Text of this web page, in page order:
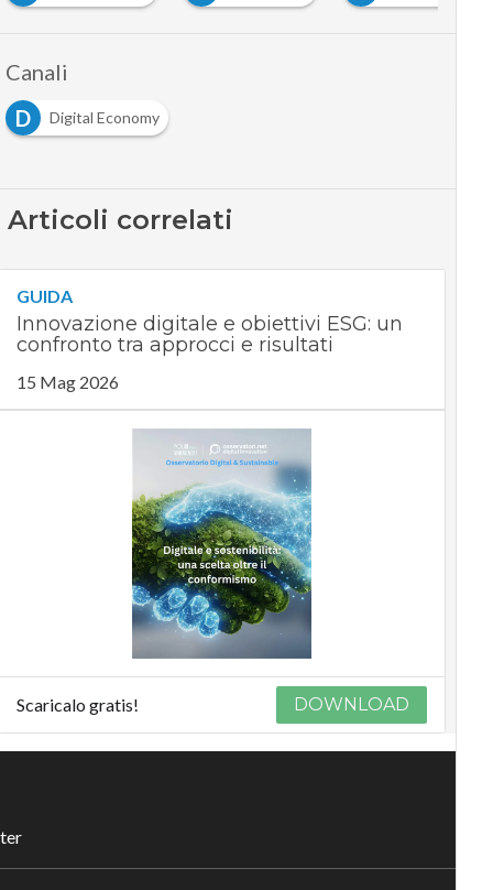
Canali
D
Digital Economy
Articoli correlati
GUIDA
Innovazione digitale e obiettivi ESG: un
confronto tra approcci e risultati
15 Mag 2026
Scaricalo gratis! DOWNLOAD